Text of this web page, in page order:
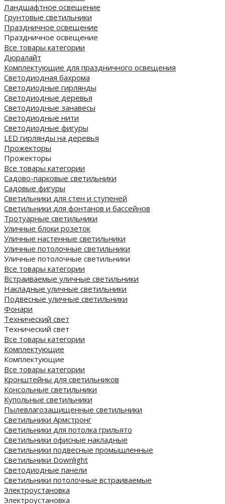
Ландшафтное освещение
Грунтовые светильники
Праздничное освещение
Праздничное освещение
Все товары категории
Дюралайт
Комплектующие для праздничного освещения
Светодиодная бахрома
Светодиодные гирлянды
Светодиодные деревья
Светодиодные занавесы
Светодиодные нити
Светодиодные фигуры
LED гирлянды на деревья
Прожекторы
Прожекторы
Все товары категории
Садово-парковые светильники
Садовые фигуры
Светильники для стен и ступеней
Светильники для фонтанов и бассейнов
Тротуарные светильники
Уличные блоки розеток
Уличные настенные светильники
Уличные потолочные светильники
Уличные потолочные светильники
Все товары категории
Встраиваемые уличные светильники
Накладные уличные светильники
Подвесные уличные светильники
Фонари
Технический свет
Технический свет
Все товары категории
Комплектующие
Комплектующие
Все товары категории
Кронштейны для светильников
Консольные светильники
Купольные светильники
Пылевлагозащищенные светильники
Светильники Армстронг
Светильники для потолка грильято
Светильники офисные накладные
Светильники подвесные промышленные
Светильники Downlight
Светодиодные панели
Cветильники потолочные встраиваемые
Электроустановка
Электроустановка